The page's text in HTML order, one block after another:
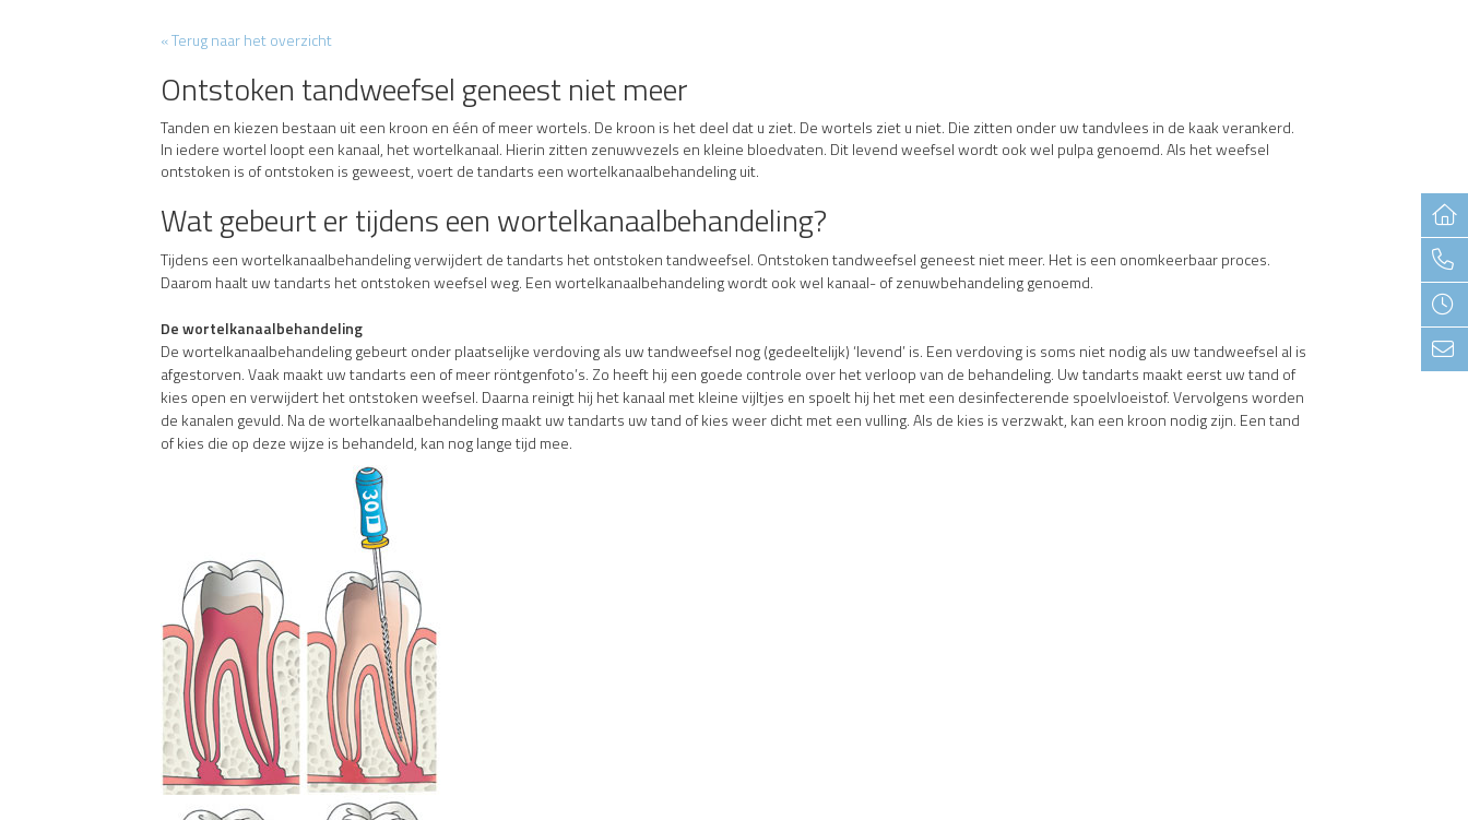
« Terug naar het overzicht
Ontstoken tandweefsel geneest niet meer
Tanden en kiezen bestaan uit een kroon en één of meer wortels. De kroon is het deel dat u ziet. De wortels ziet u niet. Die zitten onder uw tandvlees in de kaak verankerd.
In iedere wortel loopt een kanaal, het wortelkanaal. Hierin zitten zenuwvezels en kleine bloedvaten. Dit levend weefsel wordt ook wel pulpa genoemd. Als het weefsel
ontstoken is of ontstoken is geweest, voert de tandarts een wortelkanaalbehandeling uit.
Wat gebeurt er tijdens een wortelkanaalbehandeling?
Tijdens een wortelkanaalbehandeling verwijdert de tandarts het ontstoken tandweefsel. Ontstoken tandweefsel geneest niet meer. Het is een onomkeerbaar proces.
Daarom haalt uw tandarts het ontstoken weefsel weg. Een wortelkanaalbehandeling wordt ook wel kanaal- of zenuwbehandeling genoemd.
De wortelkanaalbehandeling
De wortelkanaalbehandeling gebeurt onder plaatselijke verdoving als uw tandweefsel nog (gedeeltelijk) ‘levend’ is. Een verdoving is soms niet nodig als uw tandweefsel al is
afgestorven. Vaak maakt uw tandarts een of meer röntgenfoto’s. Zo heeft hij een goede controle over het verloop van de behandeling. Uw tandarts maakt eerst uw tand of
kies open en verwijdert het ontstoken weefsel. Daarna reinigt hij het kanaal met kleine vijltjes en spoelt hij het met een desinfecterende spoelvloeistof. Vervolgens worden
de kanalen gevuld. Na de wortelkanaalbehandeling maakt uw tandarts uw tand of kies weer dicht met een vulling. Als de kies is verzwakt, kan een kroon nodig zijn. Een tand
of kies die op deze wijze is behandeld, kan nog lange tijd mee.